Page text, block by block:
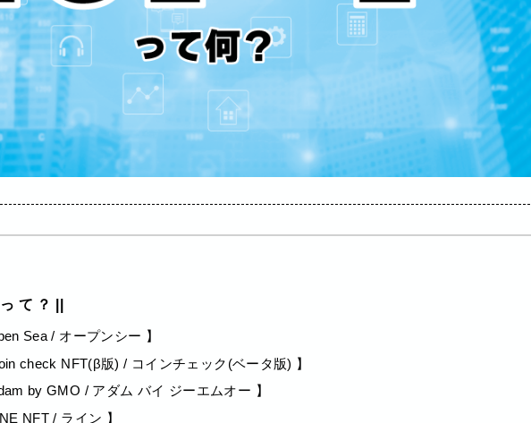
て ？ ||
Sea / オープンシー 】
check NFT(β版) / コインチェック(ベータ版) 】
by GMO / アダム バイ ジーエムオー 】
NFT / ライン 】